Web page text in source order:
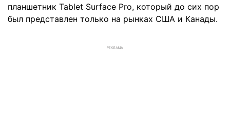
планшетник Tablet Surface Pro, который до сих пор
был представлен только на рынках США и Канады.
РЕКЛАМА